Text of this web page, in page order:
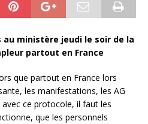
ministère jeudi le soir de la
partout en France
que partout en France lors
les manifestations, les AG
ce protocole, il faut les
que les personnels